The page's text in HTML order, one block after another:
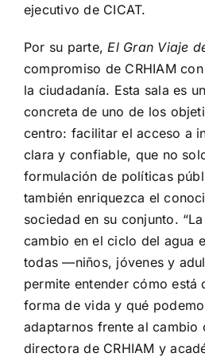
ejecutivo de CICAT.
Por su parte,El Gran Viaje
compromiso de CRHIAM
la ciudadanía. Esta sala es
concreta de uno de los
centro: facilitar el acceso a
clara y confiable, que no
formulación de políticas
también enriquezca el
sociedad en su conjunto.
cambio en el ciclo del agua
todas —niños, jóvenes y
permite entender cómo está
forma de vida y qué
adaptarnos frente al cambio
directora de CRHIAM y